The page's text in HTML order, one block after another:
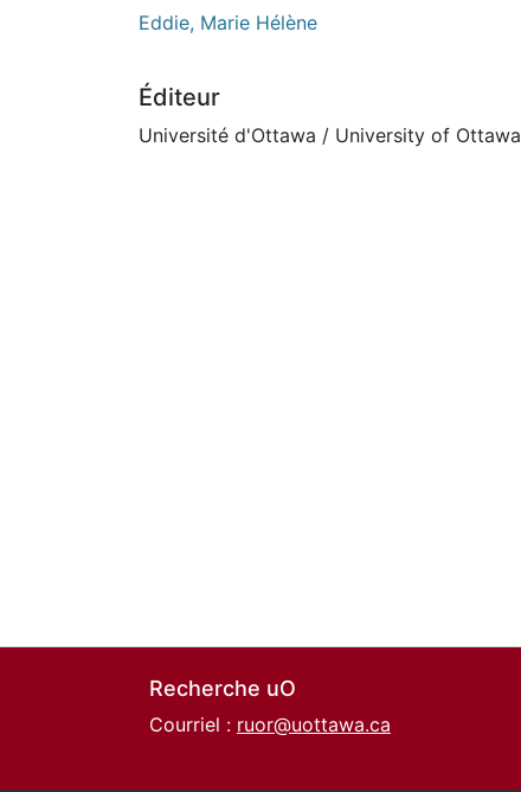
Eddie, Marie Hélène
Éditeur
Université d'Ottawa / University of Ottawa
Recherche uO
Courriel : ruor@uottawa.ca